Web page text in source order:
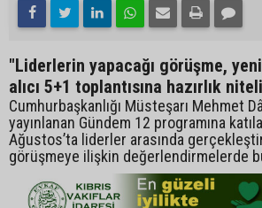
"Liderlerin yapacağı görüşme,
alıcı 5+1 toplantısına hazırlık
Cumhurbaşkanlığı Müsteşarı Mehmet
yayınlanan Gündem 12 programına
Ağustos’ta liderler arasında
görüşmeye ilişkin değerlendirmelerde